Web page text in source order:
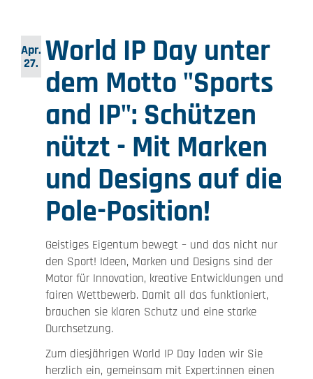
Apr.
27. World IP Day unter
dem Motto "Sports
and IP": Schützen
nützt - Mit Marken
und Designs auf die
Pole-Position!
Geistiges Eigentum bewegt – und das nicht nur
den Sport! Ideen, Marken und Designs sind der
Motor für Innovation, kreative Entwicklungen und
fairen Wettbewerb. Damit all das funktioniert,
brauchen sie klaren Schutz und eine starke
Durchsetzung.
Zum diesjährigen World IP Day laden wir Sie
herzlich ein, gemeinsam mit Expert:innen einen